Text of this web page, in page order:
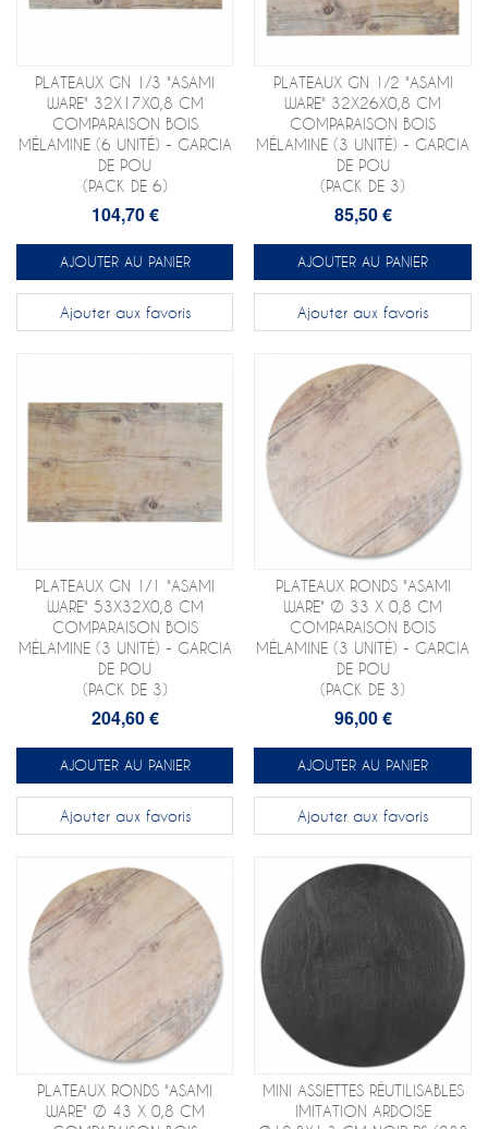
PLATEAUX GN 1/3 "ASAMI
WARE" 32X17X0,8 CM
COMPARAISON BOIS
MÉLAMINE (6 UNITÉ) - GARCIA
DE POU
(PACK DE 6)
104,70 €
AJOUTER AU PANIER
Ajouter aux favoris
PLATEAUX GN 1/2 "ASAMI
WARE" 32X26X0,8 CM
COMPARAISON BOIS
MÉLAMINE (3 UNITÉ) - GARCIA
DE POU
(PACK DE 3)
85,50 €
AJOUTER AU PANIER
Ajouter aux favoris
PLATEAUX GN 1/1 "ASAMI
WARE" 53X32X0,8 CM
COMPARAISON BOIS
MÉLAMINE (3 UNITÉ) - GARCIA
DE POU
(PACK DE 3)
204,60 €
AJOUTER AU PANIER
Ajouter aux favoris
PLATEAUX RONDS "ASAMI
WARE" Ø 33 X 0,8 CM
COMPARAISON BOIS
MÉLAMINE (3 UNITÉ) - GARCIA
DE POU
(PACK DE 3)
96,00 €
AJOUTER AU PANIER
Ajouter aux favoris
PLATEAUX RONDS "ASAMI
WARE" Ø 43 X 0,8 CM
MINI ASSIETTES RÉUTILISABLES
IMITATION ARDOISE